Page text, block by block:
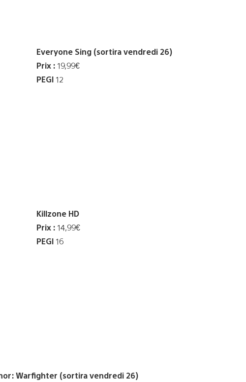
Everyone Sing (sortira vendredi 26)
Prix : 19,99€
PEGI 12
Killzone HD
Prix : 14,99€
PEGI 16
Warfighter (sortira vendredi 26)